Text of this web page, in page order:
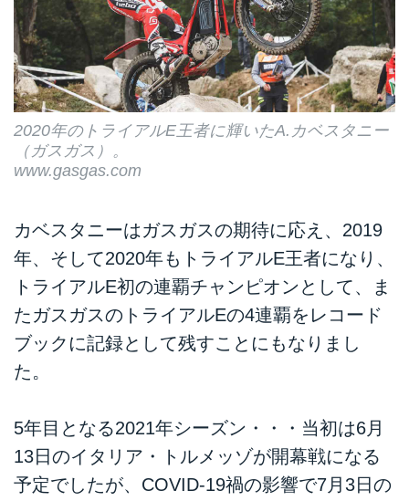
2020年のトライアルE王者に輝いたA.カベスタニー
（ガスガス）。
www.gasgas.com
カベスタニーはガスガスの期待に応え、2019
年、そして2020年もトライアルE王者になり、
トライアルE初の連覇チャンピオンとして、ま
たガスガスのトライアルEの4連覇をレコード
ブックに記録として残すことにもなりまし
た。
5年目となる2021年シーズン・・・当初は6月
13日のイタリア・トルメッゾが開幕戦になる
予定でしたが、COVID-19禍の影響で7月3日の